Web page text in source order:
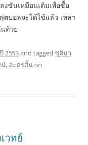
ขันเหมือนเดิมเพื่อซื้อ
บอลจะได้ใช้แล้ว เหล่า
ด้วย
2553and tagged ชุติมา
น์, ละครสั้นon
วทย์